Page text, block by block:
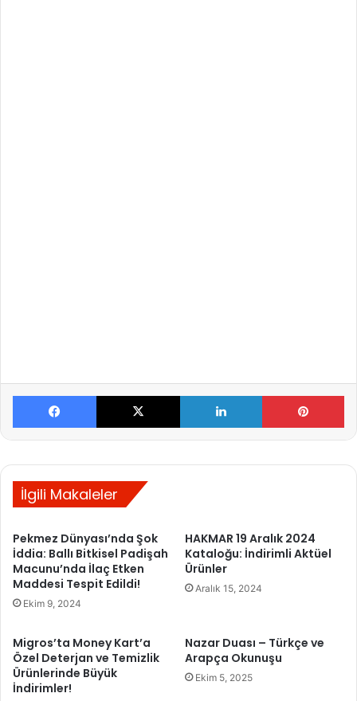
Facebook X LinkedIn
İlgili Makaleler
Pekmez Dünyası’nda Şok
İddia: Ballı Bitkisel Padişah
Macunu’nda İlaç Etken
Maddesi Tespit Edildi!
Ekim 9, 2024
HAKMAR 19 Aralık 2024
Kataloğu: İndirimli Aktüel
Ürünler
Aralık 15, 2024
Migros’ta Money Kart’a
Özel Deterjan ve Temizlik
Ürünlerinde Büyük
İndirimler!
Nazar Duası – Türkçe ve
Arapça Okunuşu
Ekim 5, 2025